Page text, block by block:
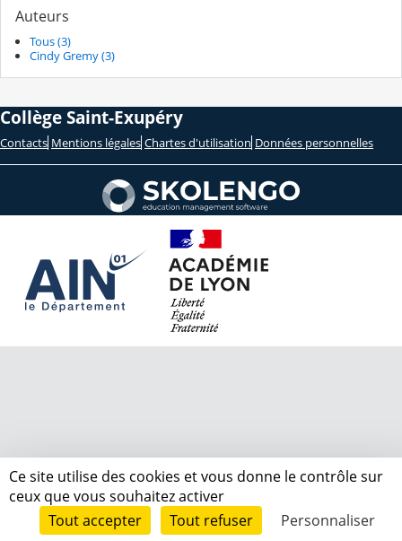
Auteurs
Tous (3)
Cindy Gremy (3)
Collège Saint-Exupéry
Contacts Mentions légales Chartes d'utilisation Données personnelles
Ce site utilise des cookies et vous donne le contrôle sur
ceux que vous souhaitez activer
Tout accepter
Tout refuser Personnaliser